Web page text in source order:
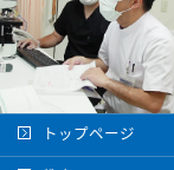
トップページ